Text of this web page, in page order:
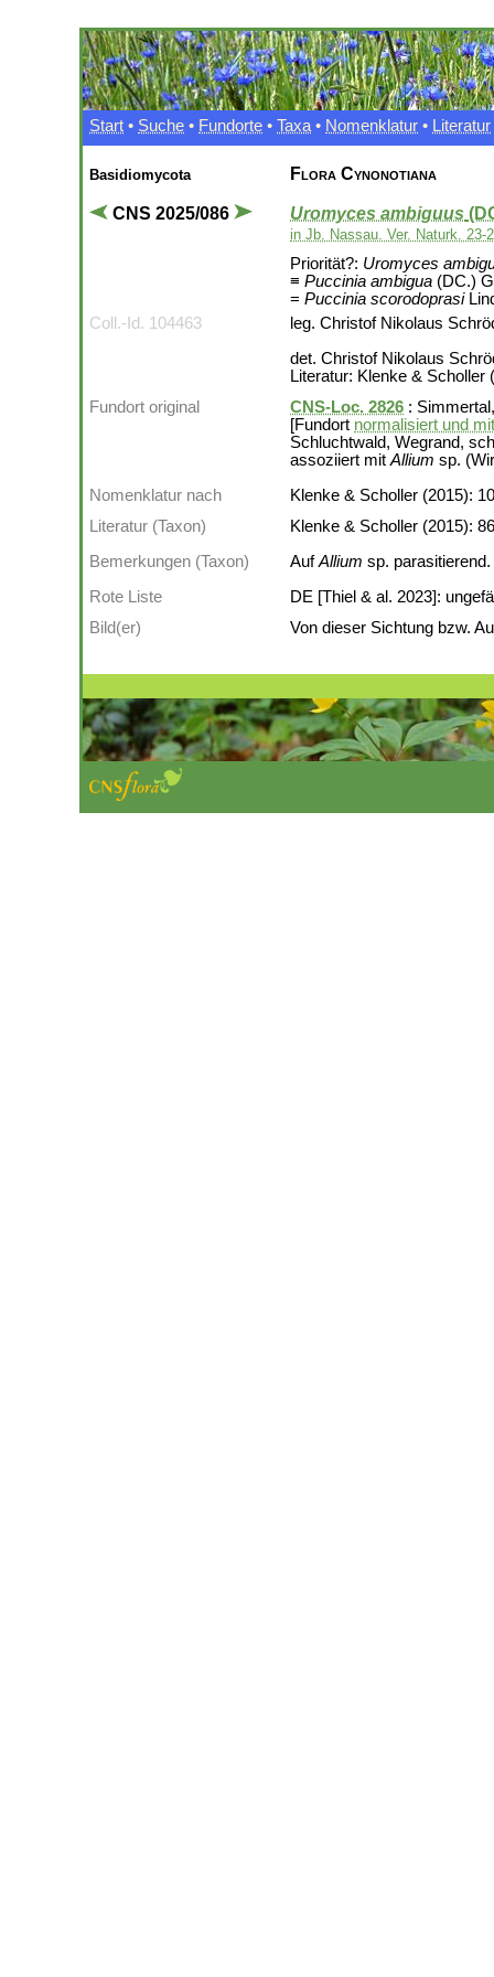
Start • Suche • Fundorte • Taxa • Nomenklatur • Literatur
Basidiomycota
CNS 2025/086
Flora Cynonotiana
Uromyces ambiguus
in Jb. Nassau. Ver. Naturk. 23-
Priorität?: Uromyces
≡ Puccinia ambigua (DC.)
= Puccinia scorodoprasi
Coll.-Id. 104463
leg. Christof Nikolaus
det. Christof Nikolaus
Literatur: Klenke & Scholler
Fundort original
CNS-Loc. 2826 :
[Fundort normalisiert und
Schluchtwald, Wegrand,
assoziiert mit Allium sp.
Nomenklatur nach
Klenke & Scholler (2015):
Literatur (Taxon)
Klenke & Scholler (2015):
Bemerkungen (Taxon)
AufAllium sp. parasitierend.
Rote Liste
DE [Thiel & al. 2023]:
Bild(er)
Von dieser Sichtung bzw.